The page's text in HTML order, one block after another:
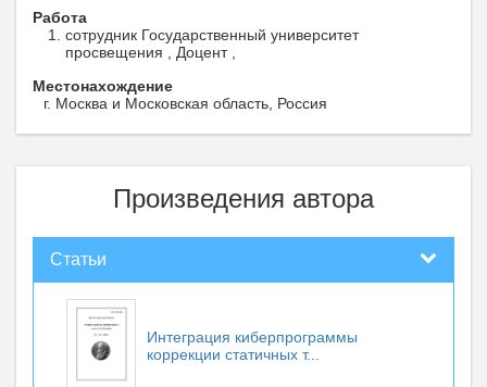
Работа
сотрудник Государственный университет
просвещения , Доцент ,
Местонахождение
г. Москва и Московская область, Россия
Произведения автора
Статьи
Интеграция киберпрограммы
коррекции статичных т...